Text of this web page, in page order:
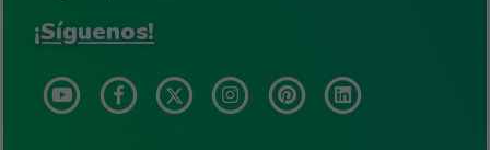
¡Síguenos!